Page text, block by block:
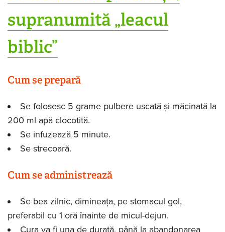
supranumită „leacul
biblic”
Cum se prepară
Se folosesc 5 grame pulbere uscată și măcinată la
200 ml apă clocotită.
Se infuzează 5 minute.
Se strecoară.
Cum se administrează
Se bea zilnic, dimineața, pe stomacul gol,
preferabil cu 1 oră înainte de micul-dejun.
Cura va fi una de durată, până la abandonarea